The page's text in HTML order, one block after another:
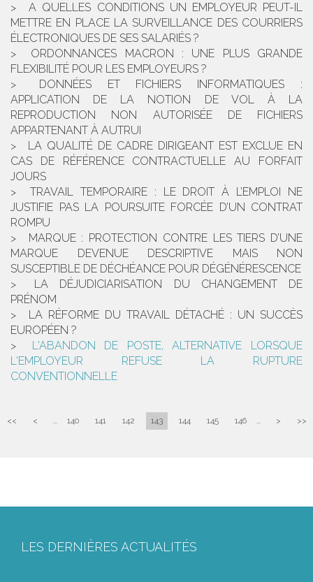
A QUELLES CONDITIONS UN EMPLOYEUR PEUT-IL
METTRE EN PLACE LA SURVEILLANCE DES COURRIERS
ÉLECTRONIQUES DE SES SALARIÉS ?
ORDONNANCES MACRON : UNE PLUS GRANDE
FLEXIBILITÉ POUR LES EMPLOYEURS ?
DONNÉES ET FICHIERS INFORMATIQUES :
APPLICATION DE LA NOTION DE VOL À LA
REPRODUCTION NON AUTORISÉE DE FICHIERS
APPARTENANT À AUTRUI
LA QUALITÉ DE CADRE DIRIGEANT EST EXCLUE EN
CAS DE RÉFÉRENCE CONTRACTUELLE AU FORFAIT
JOURS
TRAVAIL TEMPORAIRE : LE DROIT À L’EMPLOI NE
JUSTIFIE PAS LA POURSUITE FORCÉE D’UN CONTRAT
ROMPU
MARQUE : PROTECTION CONTRE LES TIERS D’UNE
MARQUE DEVENUE DESCRIPTIVE MAIS NON
SUSCEPTIBLE DE DÉCHÉANCE POUR DÉGÉNÉRESCENCE
LA DÉJUDICIARISATION DU CHANGEMENT DE
PRÉNOM
LA RÉFORME DU TRAVAIL DÉTACHÉ : UN SUCCÈS
EUROPÉEN ?
L'ABANDON DE POSTE, ALTERNATIVE LORSQUE
L'EMPLOYEUR REFUSE LA RUPTURE
CONVENTIONNELLE
<< < ... 140 141 142 143 144 145 146 ... > >>
LES DERNIÈRES ACTUALITÉS